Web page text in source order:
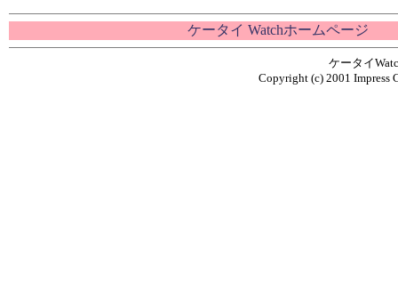
ケータイ Watchホームページ
ケータイ
Copyright (c) 2001 Impress